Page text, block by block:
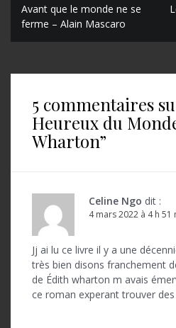
N
a
Avant que le monde ne se
ferme – Alain Mascaro
5 commentaires
Heureux du
Wharton”
Celine Ngo dit :
4 mars 2022 à 4 h 51
Jj ai lu ce livre il y a une
très bien disons franchement
de Édith wharton m avais
ce roman experant trouver